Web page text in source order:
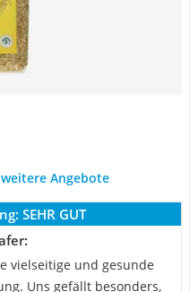
Angebote
SEHR GUT
vielseitige und gesunde
Uns gefällt besonders,